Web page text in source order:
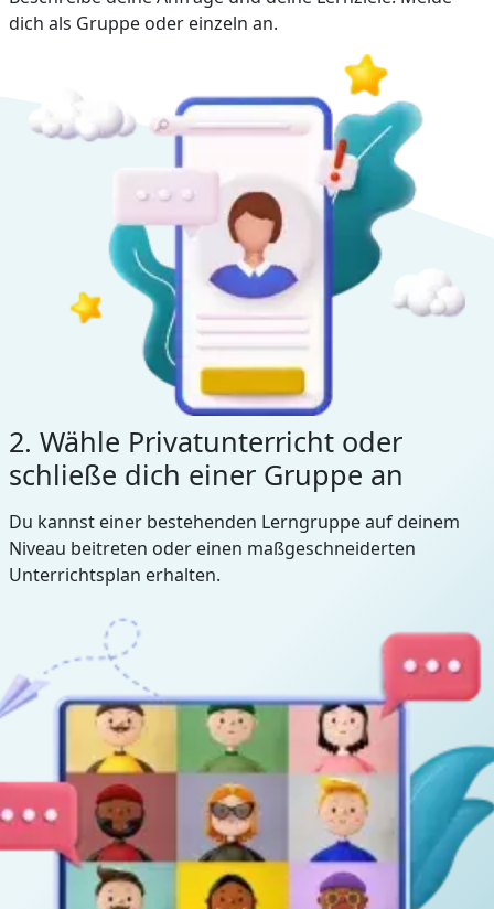
dich als Gruppe oder einzeln an.
2. Wähle Privatunterricht oder
schließe dich einer Gruppe an
Du kannst einer bestehenden Lerngruppe auf deinem
Niveau beitreten oder einen maßgeschneiderten
Unterrichtsplan erhalten.